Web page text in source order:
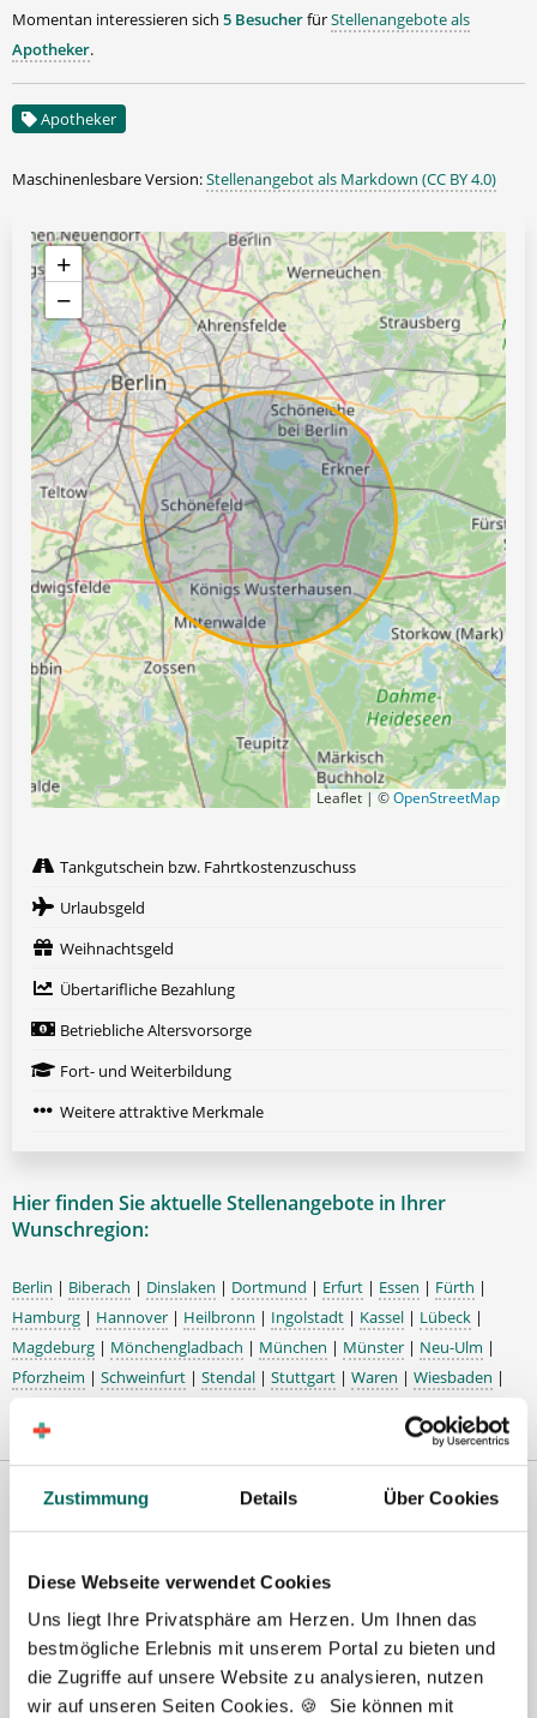
Zustimmung Details Über Cookies
Diese Webseite verwendet Cookies
Uns liegt Ihre Privatsphäre am Herzen. Um Ihnen das
bestmögliche Erlebnis mit unserem Portal zu bieten und
die Zugriffe auf unsere Website zu analysieren, nutzen
wir auf unseren Seiten Cookies. 🍪 Sie können mit
Momentan interessieren sich 5 BesucherfürStellenangebote als
Apotheker.
Apotheker
Maschinenlesbare Version:Stellenangebot als Markdown (CC BY 4.0)
+
−
Leaflet | ©OpenStreetMap
Tankgutschein bzw. Fahrtkostenzuschuss
Urlaubsgeld
Weihnachtsgeld
Übertarifliche Bezahlung
Betriebliche Altersvorsorge
Fort- und Weiterbildung
Weitere attraktive Merkmale
Hier finden Sie aktuelle Stellenangebote in Ihrer
Wunschregion:
Berlin | Biberach | Dinslaken | Dortmund | Erfurt | Essen | Fürth |
Hamburg | Hannover | Heilbronn | Ingolstadt | Kassel | Lübeck |
Magdeburg | Mönchengladbach | München | Münster | Neu-Ulm |
Pforzheim | Schweinfurt | Stendal | Stuttgart | Waren | Wiesbaden |
Premium-Stellenangebote in der
🌟 PREMIUM-STELLENANGEBOT 🌟